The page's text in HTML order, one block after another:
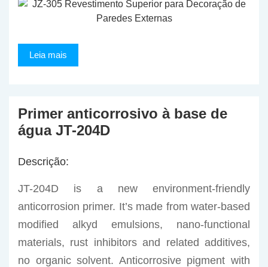
Leia mais
Primer anticorrosivo à base de
água JT-204D
Descrição:
JT-204D is a new environment-friendly
anticorrosion primer. It’s made from water-based
modified alkyd emulsions, nano-functional
materials, rust inhibitors and related additives,
no organic solvent. Anticorrosive pigment with